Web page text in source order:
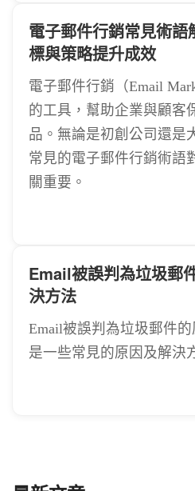
電子郵件行銷常見術
標與策略提升成效
電子郵件行銷（Email
的工具，幫助企業與顧客
品。無論是初創公司還是
常見的電子郵件行銷術語
關重要。
Email被誤判為垃圾郵
決方法
Email被誤判為垃圾郵件
是一些常見的原因及解決